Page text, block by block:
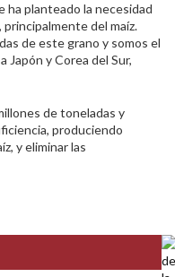
ha planteado la necesidad
del maíz.
de este grano y somos el
Japón y Corea del Sur,
de toneladas y
produciendo
y eliminar las